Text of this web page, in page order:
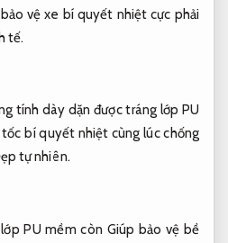
vệ xe bí quyết nhiệt cực phải
tế.
tính dày dặn được tráng lớp PU
bí quyết nhiệt cùng lúc chống
tự nhiên.
PU mềm còn Giúp bảo vệ bề